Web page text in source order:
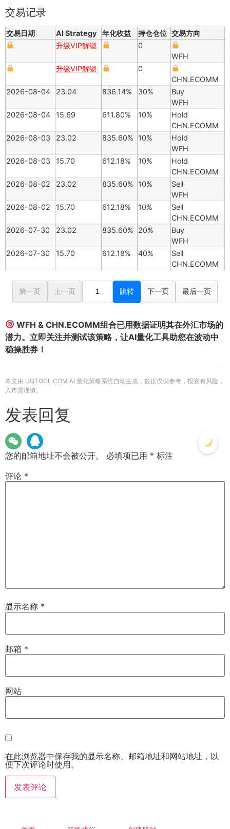
交易记录
交易日期 AI Strategy 年化收益 持仓仓位 交易方向
升级VIP解锁
0
WFH
升级VIP解锁
0
CHN.ECOMM
2026-08-04
23.04 836.14% 30%
Buy
WFH
2026-08-04
15.69 611.80% 10%
Hold
CHN.ECOMM
2026-08-03
23.02 835.60% 10%
Hold
WFH
2026-08-03
15.70 612.18% 10%
Hold
CHN.ECOMM
2026-08-02
23.02 835.60% 10%
Sell
WFH
2026-08-02
15.70 612.18% 10%
Sell
CHN.ECOMM
2026-07-30
23.02 835.60% 20%
Buy
WFH
2026-07-30
15.70 612.18% 40%
Sell
CHN.ECOMM
第一页 上一页 跳转 下一页 最后一页
WFH & CHN.ECOMM组合已用数据证明其在外汇市场的
潜力。立即关注并测试该策略，让AI量化工具助您在波动中
稳操胜券！
本文由 UQTOOL.COM AI 量化策略系统自动生成，数据仅供参考，投资有风险，
入市需谨慎。
发表回复
您的邮箱地址不会被公开。 必填项已用 * 标注
评论 *
显示名称 *
邮箱 *
网站
在此浏览器中保存我的显示名称、邮箱地址和网站地址，以
便下次评论时使用。